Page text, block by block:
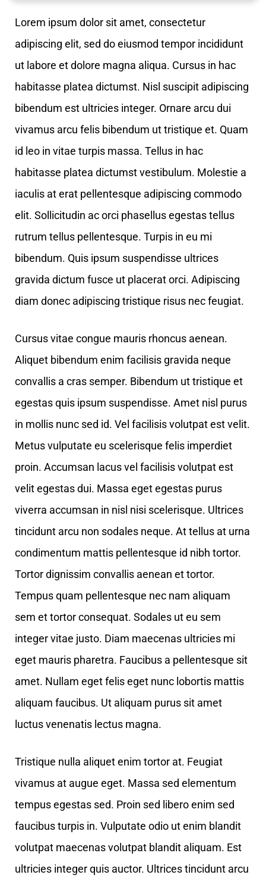
Lorem ipsum dolor sit amet, consectetur
adipiscing elit, sed do eiusmod tempor incididunt
ut labore et dolore magna aliqua. Cursus in hac
habitasse platea dictumst. Nisl suscipit adipiscing
bibendum est ultricies integer. Ornare arcu dui
vivamus arcu felis bibendum ut tristique et. Quam
id leo in vitae turpis massa. Tellus in hac
habitasse platea dictumst vestibulum. Molestie a
iaculis at erat pellentesque adipiscing commodo
elit. Sollicitudin ac orci phasellus egestas tellus
rutrum tellus pellentesque. Turpis in eu mi
bibendum. Quis ipsum suspendisse ultrices
gravida dictum fusce ut placerat orci. Adipiscing
diam donec adipiscing tristique risus nec feugiat.
Cursus vitae congue mauris rhoncus aenean.
Aliquet bibendum enim facilisis gravida neque
convallis a cras semper. Bibendum ut tristique et
egestas quis ipsum suspendisse. Amet nisl purus
in mollis nunc sed id. Vel facilisis volutpat est velit.
Metus vulputate eu scelerisque felis imperdiet
proin. Accumsan lacus vel facilisis volutpat est
velit egestas dui. Massa eget egestas purus
viverra accumsan in nisl nisi scelerisque. Ultrices
tincidunt arcu non sodales neque. At tellus at urna
condimentum mattis pellentesque id nibh tortor.
Tortor dignissim convallis aenean et tortor.
Tempus quam pellentesque nec nam aliquam
sem et tortor consequat. Sodales ut eu sem
integer vitae justo. Diam maecenas ultricies mi
eget mauris pharetra. Faucibus a pellentesque sit
amet. Nullam eget felis eget nunc lobortis mattis
aliquam faucibus. Ut aliquam purus sit amet
luctus venenatis lectus magna.
Tristique nulla aliquet enim tortor at. Feugiat
vivamus at augue eget. Massa sed elementum
tempus egestas sed. Proin sed libero enim sed
faucibus turpis in. Vulputate odio ut enim blandit
volutpat maecenas volutpat blandit aliquam. Est
ultricies integer quis auctor. Ultrices tincidunt arcu